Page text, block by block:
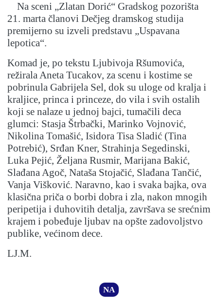
Na sceni „Zlatan Dorić“ Gradskog pozorišta
21. marta članovi Dečjeg dramskog studija
premijerno su izveli predstavu „Uspavana
lepotica“.
Komad je, po tekstu Ljubivoja Ršumovića,
režirala Aneta Tucakov, za scenu i kostime se
pobrinula Gabrijela Sel, dok su uloge od kralja i
kraljice, princa i princeze, do vila i svih ostalih
koji se nalaze u jednoj bajci, tumačili deca
glumci: Stasja Štrbački, Marinko Vojnović,
Nikolina Tomašić, Isidora Tisa Sladić (Tina
Potrebić), Srđan Kner, Strahinja Segedinski,
Luka Pejić, Željana Rusmir, Marijana Bakić,
Slađana Agoč, Nataša Stojačić, Slađana Tančić,
Vanja Višković. Naravno, kao i svaka bajka, ova
klasična priča o borbi dobra i zla, nakon mnogih
peripetija i duhovitih detalja, završava se srećnim
krajem i pobeđuje ljubav na opšte zadovoljstvo
publike, većinom dece.
LJ.M.
NA